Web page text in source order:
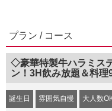
プラン / コース
◇豪華特製牛ハラミス
ン！3H飲み放題＆料
誕生日 雰囲気自慢 大人数